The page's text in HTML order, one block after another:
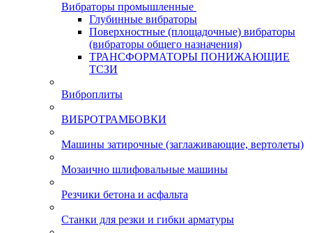
Вибраторы промышленные
Глубинные вибраторы
Поверхностные (площадочные) вибраторы
(вибраторы общего назначения)
ТРАНСФОРМАТОРЫ ПОНИЖАЮЩИЕ
ТСЗИ
Виброплиты
ВИБРОТРАМБОВКИ
Машины затирочные (заглаживающие, вертолеты)
Мозаично шлифовальные машины
Резчики бетона и асфальта
Станки для резки и гибки арматуры